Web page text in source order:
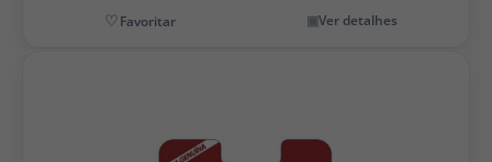
Ver detalhes